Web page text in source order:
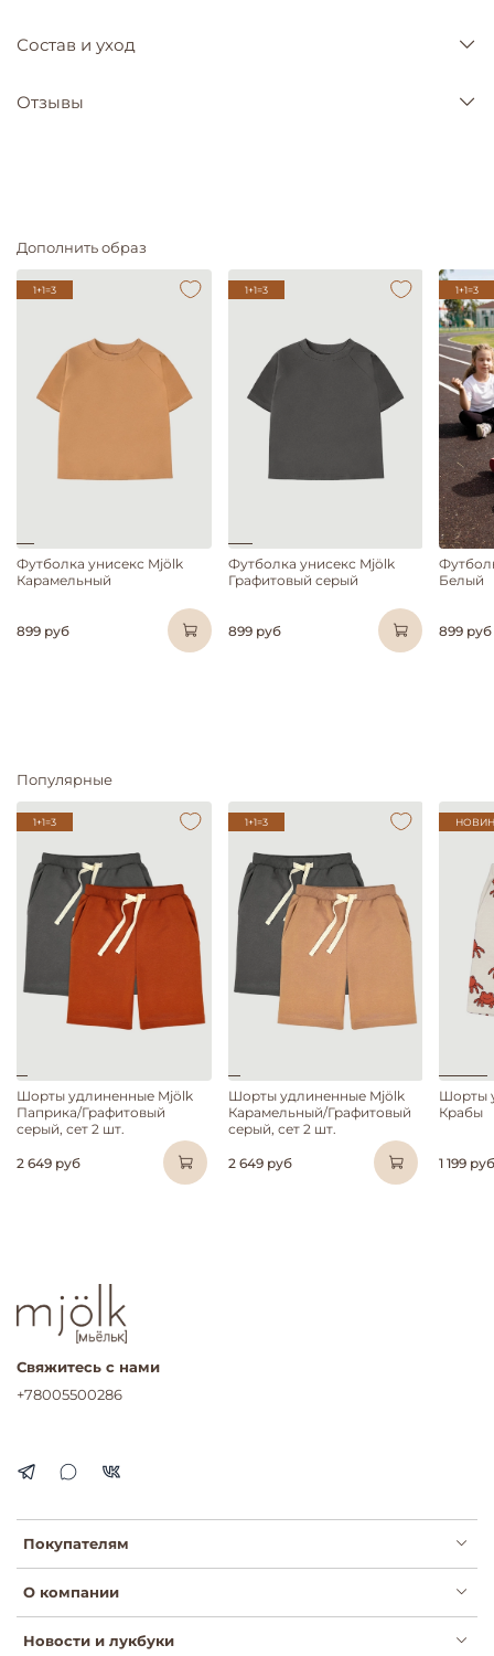
Состав и уход
Отзывы
Дополнить образ
1+1=3
Футболка унисекс Mjölk
Карамельный
899 руб
1+1=3
Футболка унисекс Mjölk
Графитовый серый
899 руб
1+1=3
Белый
899 руб
Популярные
1+1=3
Шорты удлиненные Mjölk
Паприка/Графитовый
серый, сет 2 шт.
2 649 руб
1+1=3
Шорты удлиненные Mjölk
Карамельный/Графитовый
серый, сет 2 шт.
2 649 руб
Шорты
Крабы
1 199 руб
Покупателям
О компании
Новости и лукбуки
Свяжитесь с нами
+78005500286